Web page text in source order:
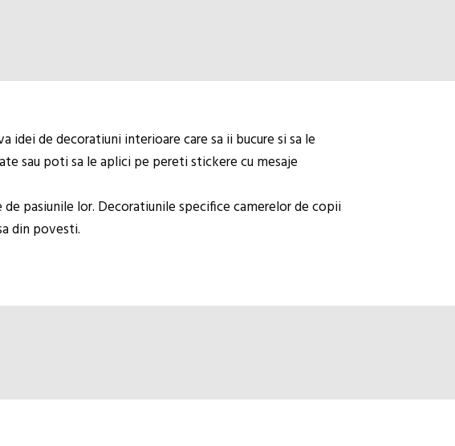
de decoratiuni interioare care sa ii bucure si sa le
sau poti sa le aplici pe pereti stickere cu mesaje
pasiunile lor. Decoratiunile specifice camerelor de copii
din povesti.